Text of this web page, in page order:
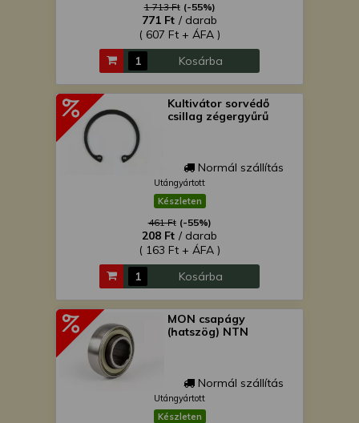
1 713 Ft (-55%)
771 Ft / darab
( 607 Ft + ÁFA )
Kosárba
Kultivátor sorvédő
csillag zégergyűrű
Normál szállítás
Utángyártott
Készleten
461 Ft (-55%)
208 Ft / darab
( 163 Ft + ÁFA )
Kosárba
MON csapágy
(hatszög) NTN
Normál szállítás
Utángyártott
Készleten